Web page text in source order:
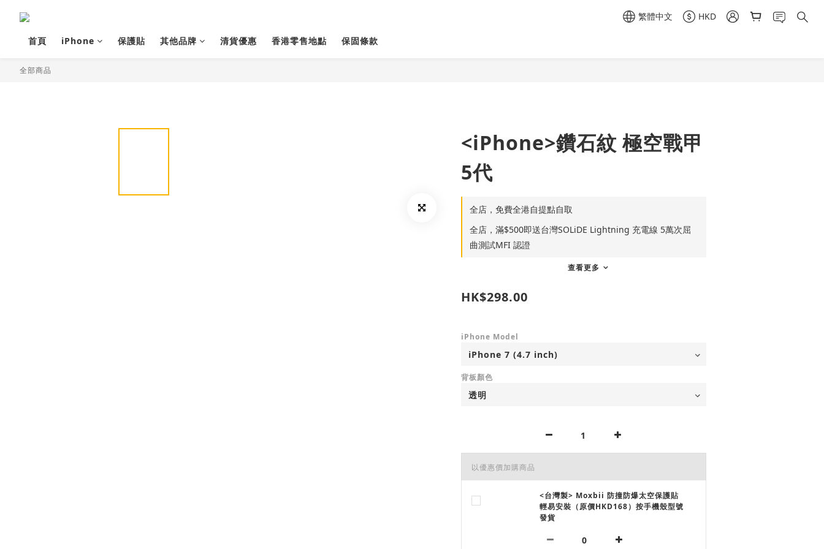
繁體中文 HKD
首頁 iPhone 保護貼 其他品牌 清貨優惠 香港零售地點 保固條款
全部商品
<iPhone>鑽石紋 極空戰甲
5代
全店，免費全港自提點自取
全店，滿$500即送台灣SOLiDE Lightning 充電線 5萬次屈
曲測試MFI 認證
查看更多
HK$298.00
iPhone Model
背板顏色
以優惠價加購商品
<台灣製> Moxbii 防撞防爆太空保護貼
輕易安裝（原價HKD168）按手機殼型號
發貨